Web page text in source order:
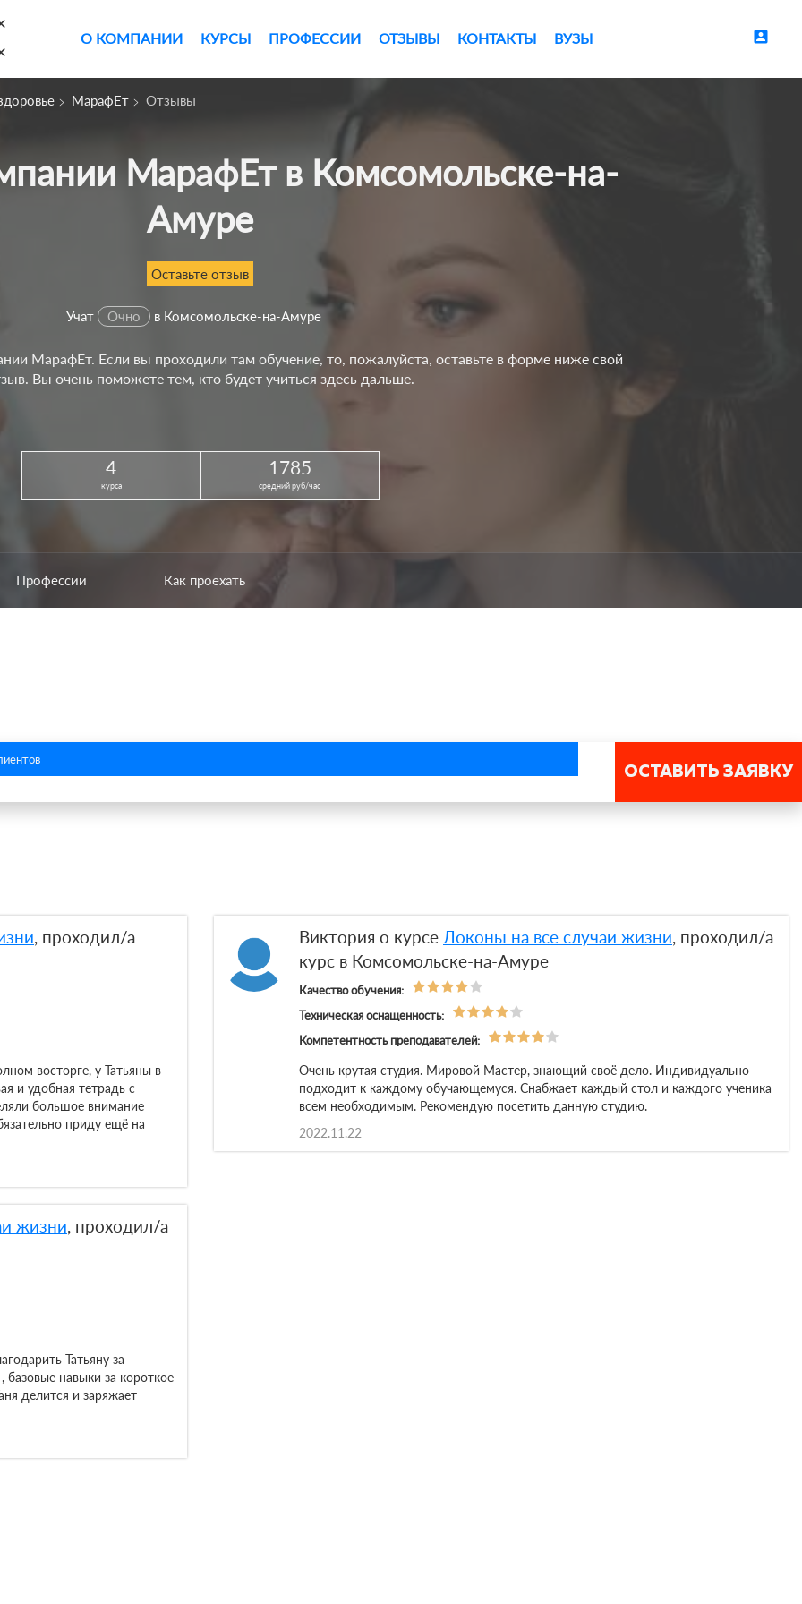
О КОМПАНИИ КУРСЫ ПРОФЕССИИ ОТЗЫВЫ КОНТАКТЫ ВУЗЫ account_box
МарафЕт Отзывы
Амуре
Оставьте отзыв
Учат Очно в Комсомольске-на-Амуре
МарафЕт. Если вы проходили там обучение, то, пожалуйста, оставьте в форме ниже свой
Вы очень поможете тем, кто будет учиться здесь дальше.
4
курса
1785
средний руб/час
Профессии Как проехать
, проходил/а
восторге, у Татьяны в
и удобная тетрадь с
большое внимание
приду ещё на
Виктория о курсе Локоны на все случаи жизни, проходил/а
курс в Комсомольске-на-Амуре
Качество обучения:
Техническая оснащенность:
Компетентность преподавателей:
Очень крутая студия. Мировой Мастер, знающий своё дело. Индивидуально
подходит к каждому обучающемуся. Снабжает каждый стол и каждого ученика
всем необходимым. Рекомендую посетить данную студию.
2022.11.22
жизни, проходил/а
Татьяну за
навыки за короткое
делится и заряжает
ОСТАВИТЬ ЗАЯВКУ